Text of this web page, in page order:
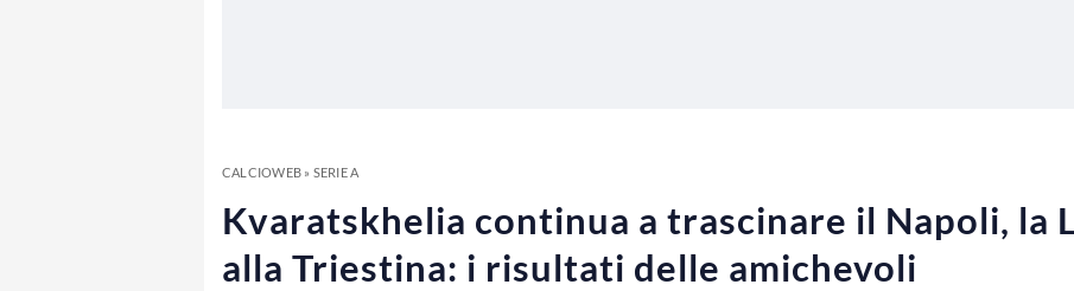
CALCIOWEB» SERIE A
Kvaratskhelia continua a trascinare il Napoli, la
alla Triestina: i risultati delle amichevoli